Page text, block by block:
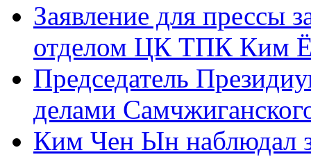
Заявление для прессы
отделом ЦК ТПК Ким
Председатель
делами
Ким Чен Ын наблюдал